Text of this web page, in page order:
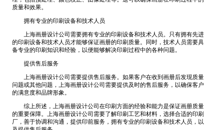
质量和效果。
拥有专业的印刷设备和技术人员
上海画册设计公司需要拥有专业的印刷设备和技术人员。只有拥有先进
的印刷设备和技术人员才能够保证画册的印刷质量。同时，技术人员需要具
备专业的印刷知识和经验，以便能够解决印刷过程中的各种问题。
提供售后服务
上海画册设计公司需要提供售后服务。如果客户在收到画册后发现质量
问题或其他问题，上海画册设计公司需要提供及时的售后服务，以确保客户
的满意度和品牌形象。
综上所述，上海画册设计公司在印刷方面的经验和能力是保证画册质量
的重要保障。上海画册设计公司需要了解印刷工艺和材料，选择合适的印刷
厂，善于协调和沟通，提供印前服务，拥有专业的印刷设备和技术人员，以